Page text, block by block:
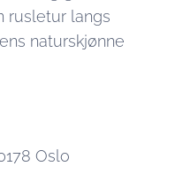
rusletur langs
naturskjønne
Oslo